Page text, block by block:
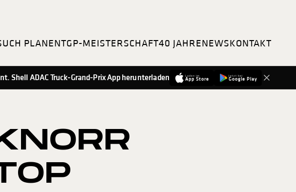
PLANENTGP-MEISTERSCHAFT40 JAHRENEWSKONTAKT
Shell ADAC Truck-Grand-Prix App herunterladen Laden im
App Store
Jetzt bei
Google Play